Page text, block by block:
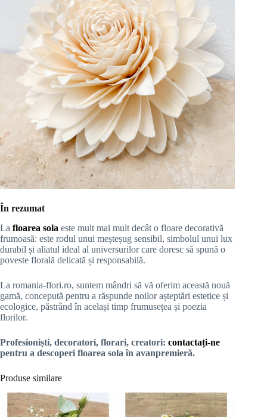
În rezumat
La floarea sola este mult mai mult decât o floare decorativă
frumoasă: este rodul unui meșteșug sensibil, simbolul unui lux
durabil și aliatul ideal al universurilor care doresc să spună o
poveste florală delicată și responsabilă.
La romania-flori.ro, suntem mândri să vă oferim această nouă
gamă, concepută pentru a răspunde noilor așteptări estetice și
ecologice, păstrând în același timp frumusețea și poezia
florilor.
Profesioniști, decoratori, florari, creatori: contactați-ne
pentru a descoperi floarea sola în avanpremieră.
Produse similare